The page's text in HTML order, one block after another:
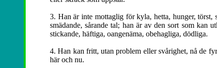
3. Han är inte mottaglig för kyla, hetta, hunger,
smädande, sårande tal; han är av den sort som kan
stickande, häftiga, oangenäma, obehagliga, dödliga.
4. Han kan fritt, utan problem eller svårighet, nå de
här och nu.